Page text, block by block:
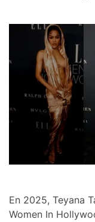
En 2025, Teyana
Women In